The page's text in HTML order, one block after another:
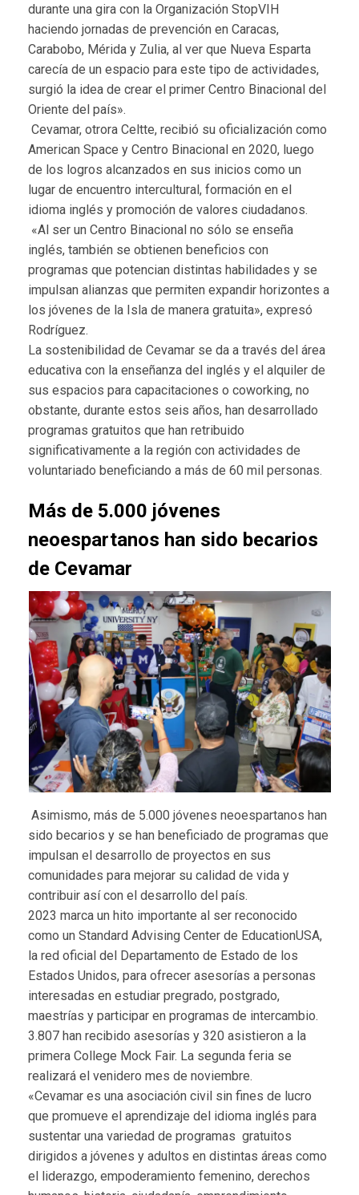
durante una gira con la Organización StopVIH
haciendo jornadas de prevención en Caracas,
Carabobo, Mérida y Zulia, al ver que Nueva Esparta
carecía de un espacio para este tipo de actividades,
surgió la idea de crear el primer Centro Binacional del
Oriente del país».
Cevamar, otrora Celtte, recibió su oficialización como
American Space y Centro Binacional en 2020, luego
de los logros alcanzados en sus inicios como un
lugar de encuentro intercultural, formación en el
idioma inglés y promoción de valores ciudadanos.
«Al ser un Centro Binacional no sólo se enseña
inglés, también se obtienen beneficios con
programas que potencian distintas habilidades y se
impulsan alianzas que permiten expandir horizontes a
los jóvenes de la Isla de manera gratuita», expresó
Rodríguez.
La sostenibilidad de Cevamar se da a través del área
educativa con la enseñanza del inglés y el alquiler de
sus espacios para capacitaciones o coworking, no
obstante, durante estos seis años, han desarrollado
programas gratuitos que han retribuido
significativamente a la región con actividades de
voluntariado beneficiando a más de 60 mil personas.
Más de 5.000 jóvenes
neoespartanos han sido becarios
de Cevamar
Asimismo, más de 5.000 jóvenes neoespartanos han
sido becarios y se han beneficiado de programas que
impulsan el desarrollo de proyectos en sus
comunidades para mejorar su calidad de vida y
contribuir así con el desarrollo del país.
2023 marca un hito importante al ser reconocido
como un Standard Advising Center de EducationUSA,
la red oficial del Departamento de Estado de los
Estados Unidos, para ofrecer asesorías a personas
interesadas en estudiar pregrado, postgrado,
maestrías y participar en programas de intercambio.
3.807 han recibido asesorías y 320 asistieron a la
primera College Mock Fair. La segunda feria se
realizará el venidero mes de noviembre.
«Cevamar es una asociación civil sin fines de lucro
que promueve el aprendizaje del idioma inglés para
sustentar una variedad de programas gratuitos
dirigidos a jóvenes y adultos en distintas áreas como
el liderazgo, empoderamiento femenino, derechos